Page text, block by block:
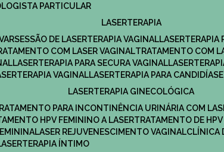
PARTICULAR
LASERTERAPIA
SESSÃO DE LASERTERAPIA​ VAGINAL
COM LASER VAGINAL
TRATAMENTO COM
LASERTERAPIA PARA SECURA VAGINAL​
VAGINAL​ LASERTERAPIA PARA
LASERTERAPIA GINECOLÓGICA
TRATAMENTO PARA INCONTINÊNCIA URINÁRIA COM
HPV FEMININO A LASER TRATAMENTO DE
LASER REJUVENESCIMENTO VAGINAL
LASERTERAPIA ÍNTIMO